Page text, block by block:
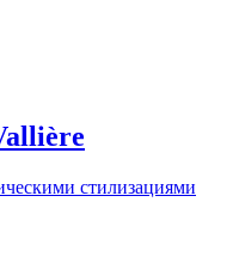
стилизациями